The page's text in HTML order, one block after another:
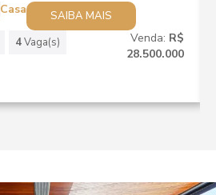
Casa
SAIBA MAIS
4Vaga(s)
Venda: R$
28.500.000